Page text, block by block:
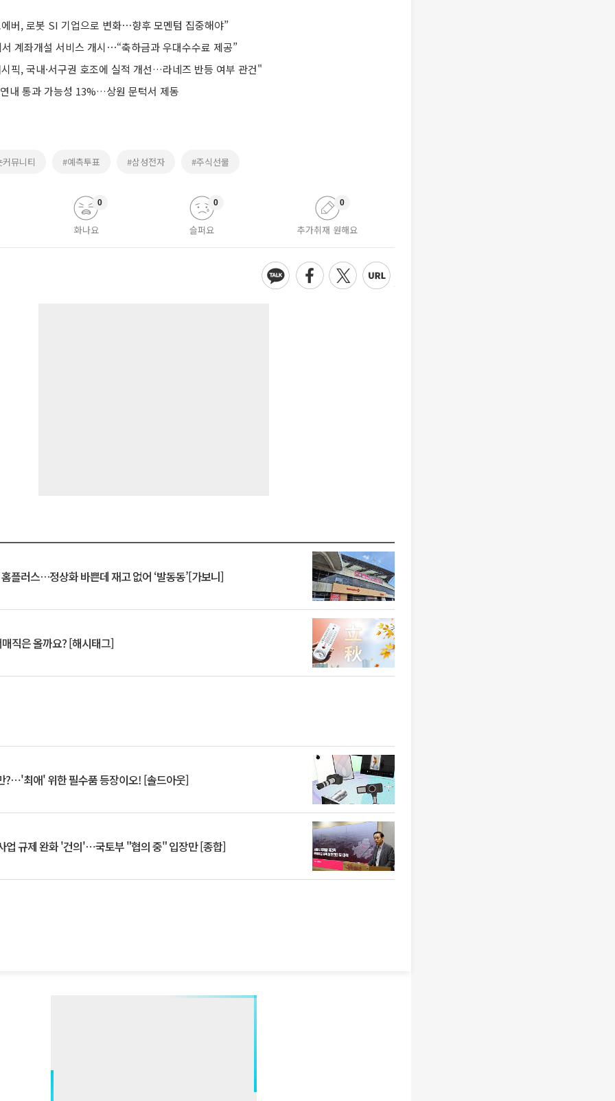
버, 로봇 SI 기업으로 변화⋯향후 모멘텀 집중해야”
계좌개설 서비스 개시⋯“축하금과 우대수수료 제공”
픽, 국내·서구권 호조에 실적 개선…라네즈 반등 여부 관건"
내 통과 가능성 13%…상원 문턱서 제동
뮤니티 #예측투표 #삼성전자 #주식선물
화나요
0
슬퍼요
0
추가취재 원해요
0
플러스…정상화 바쁜데 재고 없어 ‘발동동’[가보니]
직은 올까요? [해시태그]
?⋯'최애' 위한 필수품 등장이오! [솔드아웃]
업 규제 완화 '건의'⋯국토부 "협의 중" 입장만 [종합]